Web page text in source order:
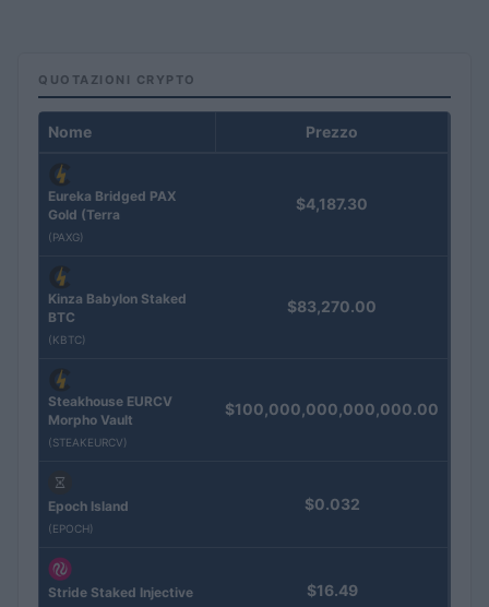
QUOTAZIONI CRYPTO
Nome Prezzo
Eureka Bridged PAX
Gold (Terra
(PAXG)
$4,187.30
Kinza Babylon Staked
BTC
(KBTC)
$83,270.00
Steakhouse EURCV
Morpho Vault
(STEAKEURCV)
$100,000,000,000,000.00
Epoch Island
(EPOCH)
$0.032
Stride Staked Injective $16.49